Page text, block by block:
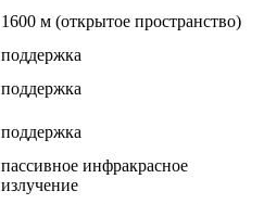
1600 м (открытое пространство)
поддержка
поддержка
поддержка
пассивное инфракрасное
излучение